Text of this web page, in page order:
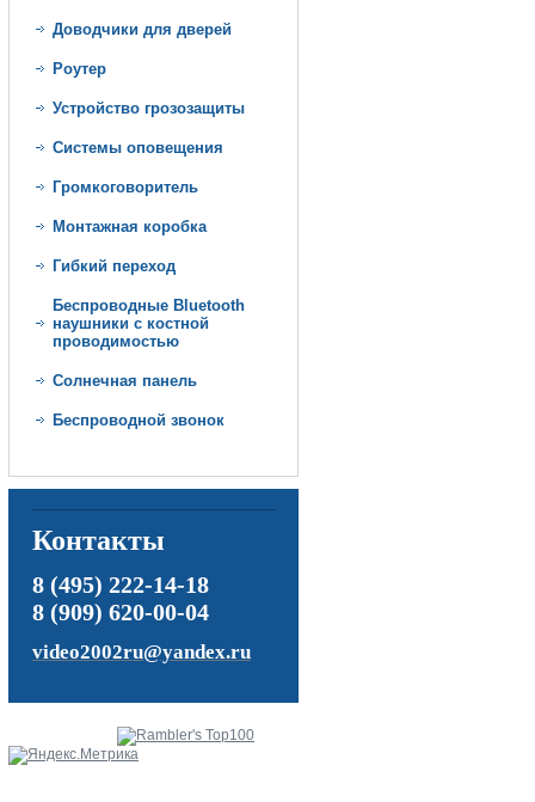
Доводчики для дверей
Роутер
Устройство грозозащиты
Системы оповещения
Громкоговоритель
Монтажная коробка
Гибкий переход
Беспроводные Bluetooth
наушники с костной
проводимостью
Солнечная панель
Беспроводной звонок
Контакты
8 (495) 222-14-18
8 (909) 620-00-04
video2002ru@yandex.ru